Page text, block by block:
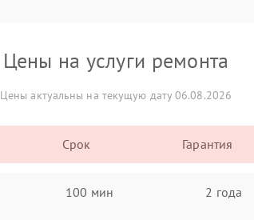
Цены на услуги ремонта
Цены актуальны на текущую дату 06.08.2026
Срок Гарантия
100 мин 2 года